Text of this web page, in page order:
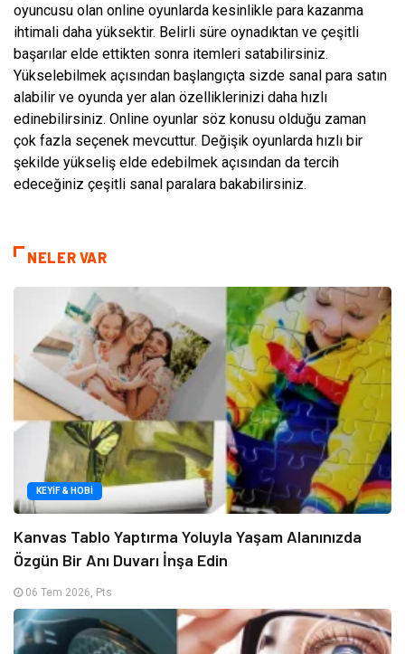
oyuncusu olan online oyunlarda kesinlikle para kazanma
ihtimali daha yüksektir. Belirli süre oynadıktan ve çeşitli
başarılar elde ettikten sonra itemleri satabilirsiniz.
Yükselebilmek açısından başlangıçta sizde sanal para satın
alabilir ve oyunda yer alan özelliklerinizi daha hızlı
edinebilirsiniz. Online oyunlar söz konusu olduğu zaman
çok fazla seçenek mevcuttur. Değişik oyunlarda hızlı bir
şekilde yükseliş elde edebilmek açısından da tercih
edeceğiniz çeşitli sanal paralara bakabilirsiniz.
NELER VAR
KEYIF & HOBI
Kanvas Tablo Yaptırma Yoluyla Yaşam Alanınızda
Özgün Bir Anı Duvarı İnşa Edin
06 Tem 2026, Pts